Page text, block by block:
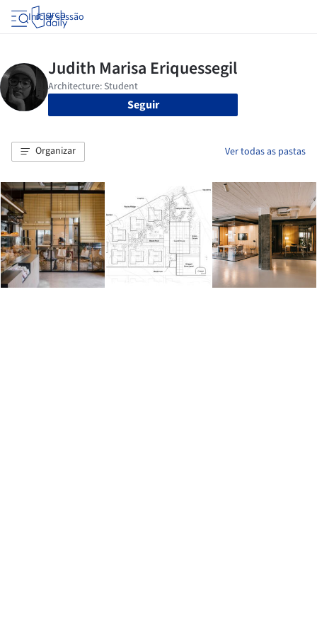
Iniciar sessão
Seguir
Organizar Ver todas as pastas